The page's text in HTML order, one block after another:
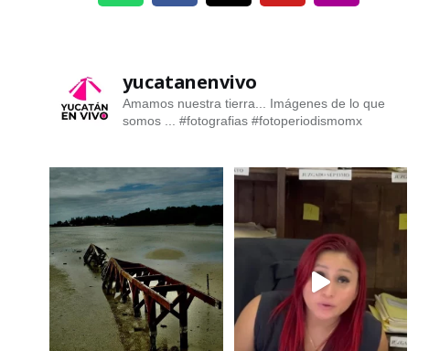
yucatanenvivo
Amamos nuestra tierra... Imágenes de lo que
somos ... #fotografias #fotoperiodismomx